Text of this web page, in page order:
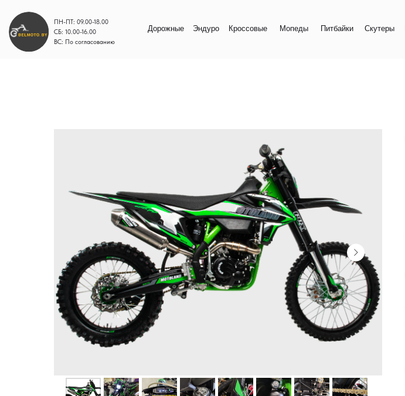
ПН-ПТ: 09.00-18.00
СБ: 10.00-16.00
ВС: По согласованию
Дорожные Эндуро Кроссовые Мопеды Квадроциклы
Скутеры
Питбайки